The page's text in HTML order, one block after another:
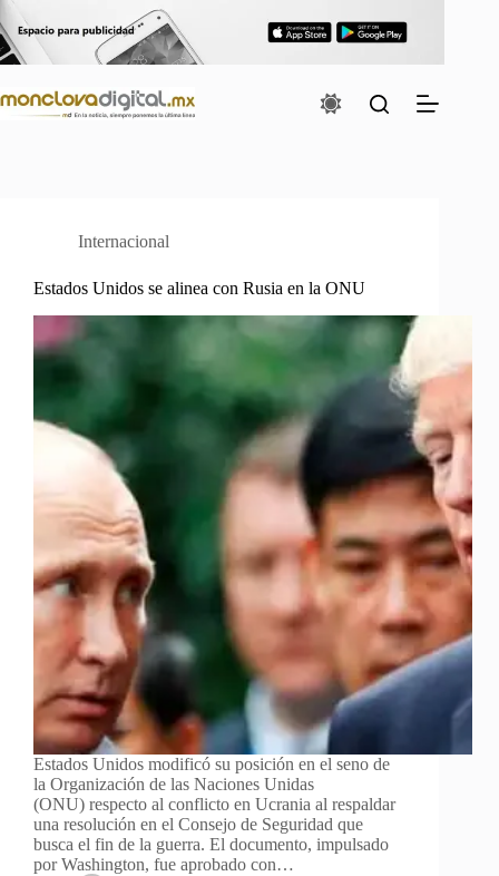
al
contenido
Internacional
Estados Unidos se alinea con Rusia en la ONU
Estados Unidos modificó su posición en el seno de
la Organización de las Naciones Unidas
(ONU) respecto al conflicto en Ucrania al respaldar
una resolución en el Consejo de Seguridad que
busca el fin de la guerra. El documento, impulsado
por Washington, fue aprobado con…